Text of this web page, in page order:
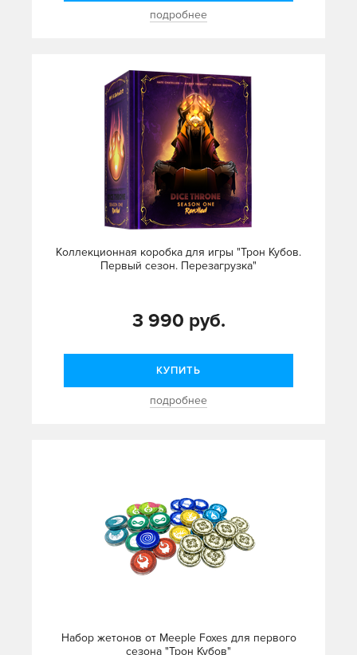
подробнее
Коллекционная коробка для игры "Трон Кубов.
Первый сезон. Перезагрузка"
3 990 руб.
КУПИТЬ
подробнее
Набор жетонов от Meeple Foxes для первого
сезона "Трон Кубов"